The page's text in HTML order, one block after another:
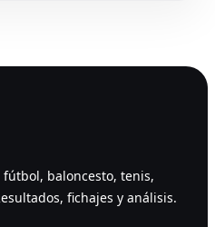
baloncesto, tenis,
fichajes y análisis.